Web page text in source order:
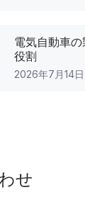
電気自動車
役割
2026年7月14日
せ